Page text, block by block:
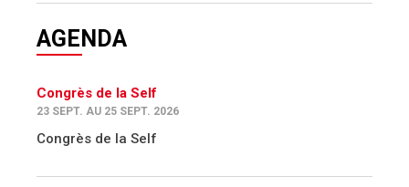
AGENDA
Congrès de la Self
23 SEPT. AU 25 SEPT. 2026
Congrès de la Self